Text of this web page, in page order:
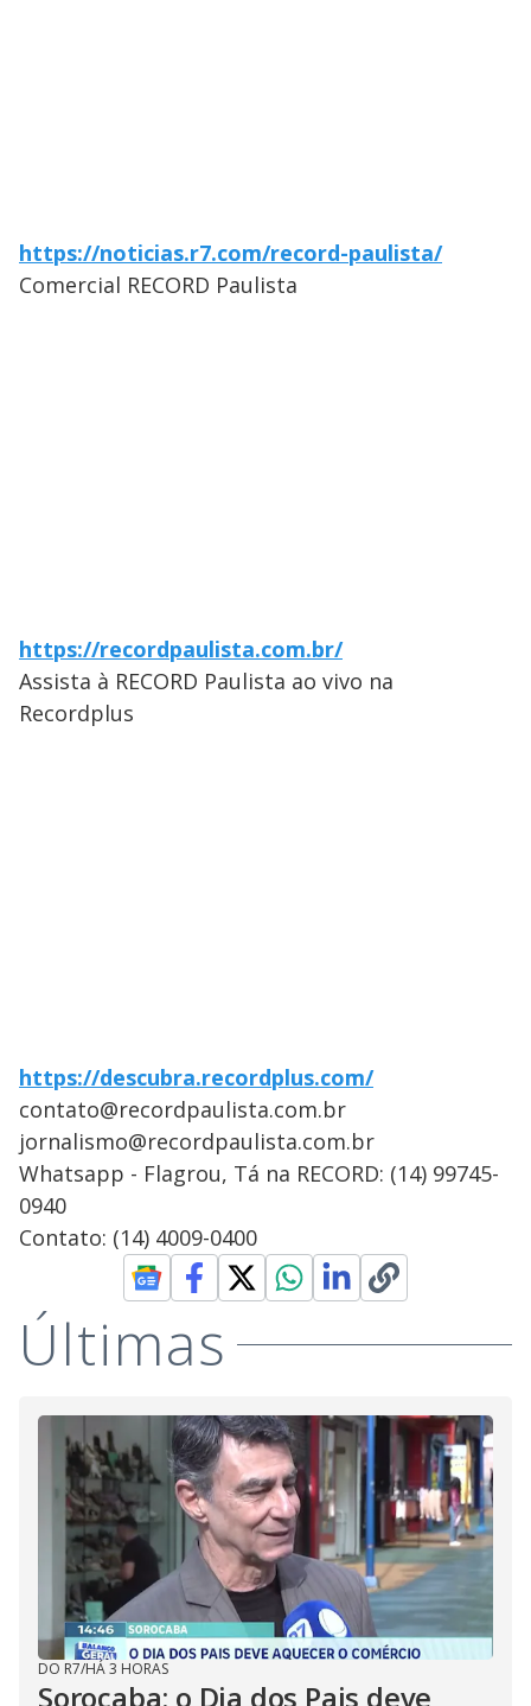
https://noticias.r7.com/record-paulista/
Comercial RECORD Paulista
https://recordpaulista.com.br/
Assista à RECORD Paulista ao vivo na
Recordplus
https://descubra.recordplus.com/
contato@recordpaulista.com.br
jornalismo@recordpaulista.com.br
Whatsapp - Flagrou, Tá na RECORD: (14) 99745-
0940
Contato: (14) 4009-0400
Últimas
DO R7/HÁ 3 HORAS
Sorocaba: o Dia dos Pais deve